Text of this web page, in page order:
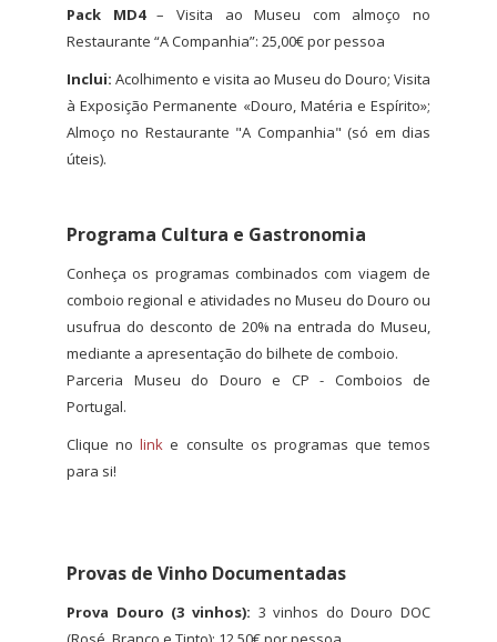
Pack MD4– Visita ao Museu com almoço no
Restaurante “A Companhia”: 25,00€ por pessoa
Inclui: Acolhimento e visita ao Museu do Douro; Visita
à Exposição Permanente «Douro, Matéria e Espírito»;
Almoço no Restaurante "A Companhia" (só em dias
úteis).
Programa Cultura e Gastronomia
Conheça os programas combinados com viagem de
comboio regional e atividades no Museu do Douro ou
usufrua do desconto de 20% na entrada do Museu,
mediante a apresentação do bilhete de comboio.
Parceria Museu do Douro e CP - Comboios de
Portugal.
Clique nolink e consulte os programas que temos
para si!
Provas de Vinho Documentadas
Prova Douro (3 vinhos): 3 vinhos do Douro DOC